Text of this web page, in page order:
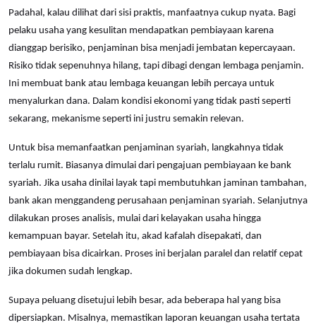
Padahal, kalau dilihat dari sisi praktis, manfaatnya cukup nyata. Bagi
pelaku usaha yang kesulitan mendapatkan pembiayaan karena
dianggap berisiko, penjaminan bisa menjadi jembatan kepercayaan.
Risiko tidak sepenuhnya hilang, tapi dibagi dengan lembaga penjamin.
Ini membuat bank atau lembaga keuangan lebih percaya untuk
menyalurkan dana. Dalam kondisi ekonomi yang tidak pasti seperti
sekarang, mekanisme seperti ini justru semakin relevan.
Untuk bisa memanfaatkan penjaminan syariah, langkahnya tidak
terlalu rumit. Biasanya dimulai dari pengajuan pembiayaan ke bank
syariah. Jika usaha dinilai layak tapi membutuhkan jaminan tambahan,
bank akan menggandeng perusahaan penjaminan syariah. Selanjutnya
dilakukan proses analisis, mulai dari kelayakan usaha hingga
kemampuan bayar. Setelah itu, akad kafalah disepakati, dan
pembiayaan bisa dicairkan. Proses ini berjalan paralel dan relatif cepat
jika dokumen sudah lengkap.
Supaya peluang disetujui lebih besar, ada beberapa hal yang bisa
dipersiapkan. Misalnya, memastikan laporan keuangan usaha tertata